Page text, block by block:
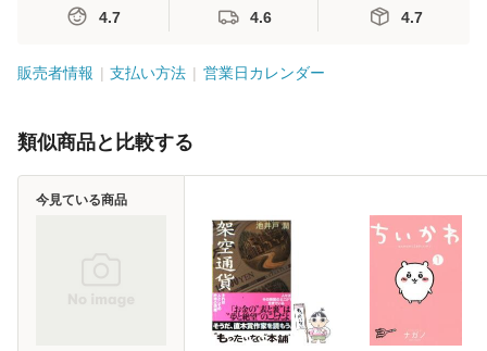
4.7 4.6 4.7
販売者情報 支払い方法 営業日カレンダー
類似商品と比較する
今見ている商品